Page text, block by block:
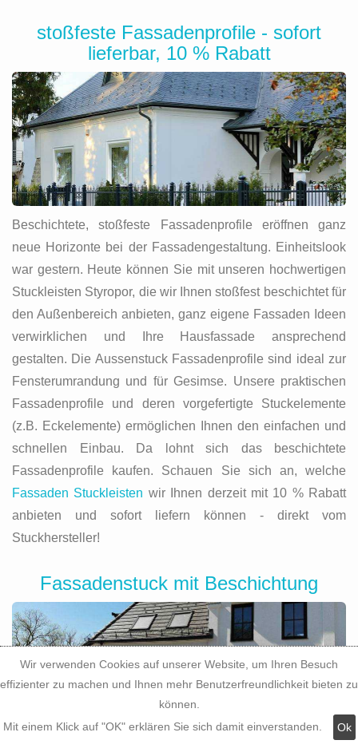
stoßfeste Fassadenprofile - sofort
lieferbar, 10 % Rabatt
Beschichtete, stoßfeste Fassadenprofile eröffnen ganz
neue Horizonte bei der Fassadengestaltung. Einheitslook
war gestern. Heute können Sie mit unseren hochwertigen
Stuckleisten Styropor, die wir Ihnen stoßfest beschichtet für
den Außenbereich anbieten, ganz eigene Fassaden Ideen
verwirklichen und Ihre Hausfassade ansprechend
gestalten. Die Aussenstuck Fassadenprofile sind ideal zur
Fensterumrandung und für Gesimse. Unsere praktischen
Fassadenprofile und deren vorgefertigte Stuckelemente
(z.B. Eckelemente) ermöglichen Ihnen den einfachen und
schnellen Einbau. Da lohnt sich das beschichtete
Fassadenprofile kaufen. Schauen Sie sich an, welche
Fassaden Stuckleisten wir Ihnen derzeit mit 10 % Rabatt
anbieten und sofort liefern können - direkt vom
Stuckhersteller!
Fassadenstuck mit Beschichtung
Wir verwenden Cookies auf unserer Website, um Ihren Besuch
effizienter zu machen und Ihnen mehr Benutzerfreundlichkeit bieten zu
können.
Mit einem Klick auf "OK" erklären Sie sich damit einverstanden.
Ok